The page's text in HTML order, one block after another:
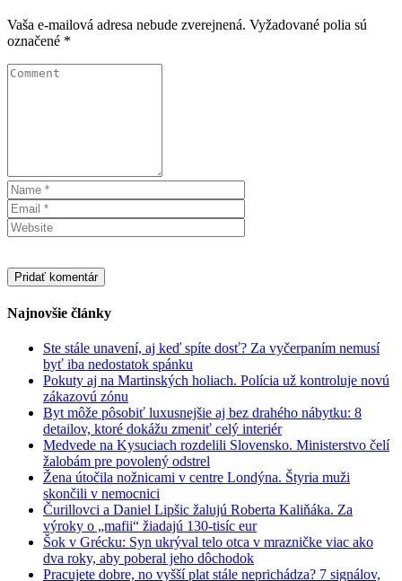
Vaša e-mailová adresa nebude zverejnená. Vyžadované polia sú
označené *
Najnovšie články
Ste stále unavení, aj keď spíte dosť? Za vyčerpaním nemusí
byť iba nedostatok spánku
Pokuty aj na Martinských holiach. Polícia už kontroluje novú
zákazovú zónu
Byt môže pôsobiť luxusnejšie aj bez drahého nábytku: 8
detailov, ktoré dokážu zmeniť celý interiér
Medvede na Kysuciach rozdelili Slovensko. Ministerstvo čelí
žalobám pre povolený odstrel
Žena útočila nožnicami v centre Londýna. Štyria muži
skončili v nemocnici
Čurillovci a Daniel Lipšic žalujú Roberta Kaliňáka. Za
výroky o „mafii“ žiadajú 130-tisíc eur
Šok v Grécku: Syn ukrýval telo otca v mrazničke viac ako
dva roky, aby poberal jeho dôchodok
Pracujete dobre, no vyšší plat stále neprichádza? 7 signálov,